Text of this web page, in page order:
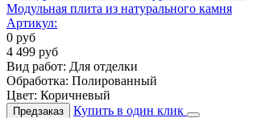
Модульная плита из натурального камня
Артикул:
0 руб
4 499 руб
Вид работ: Для отделки
Обработка: Полированный
Цвет: Коричневый
Предзаказ Купить в один клик